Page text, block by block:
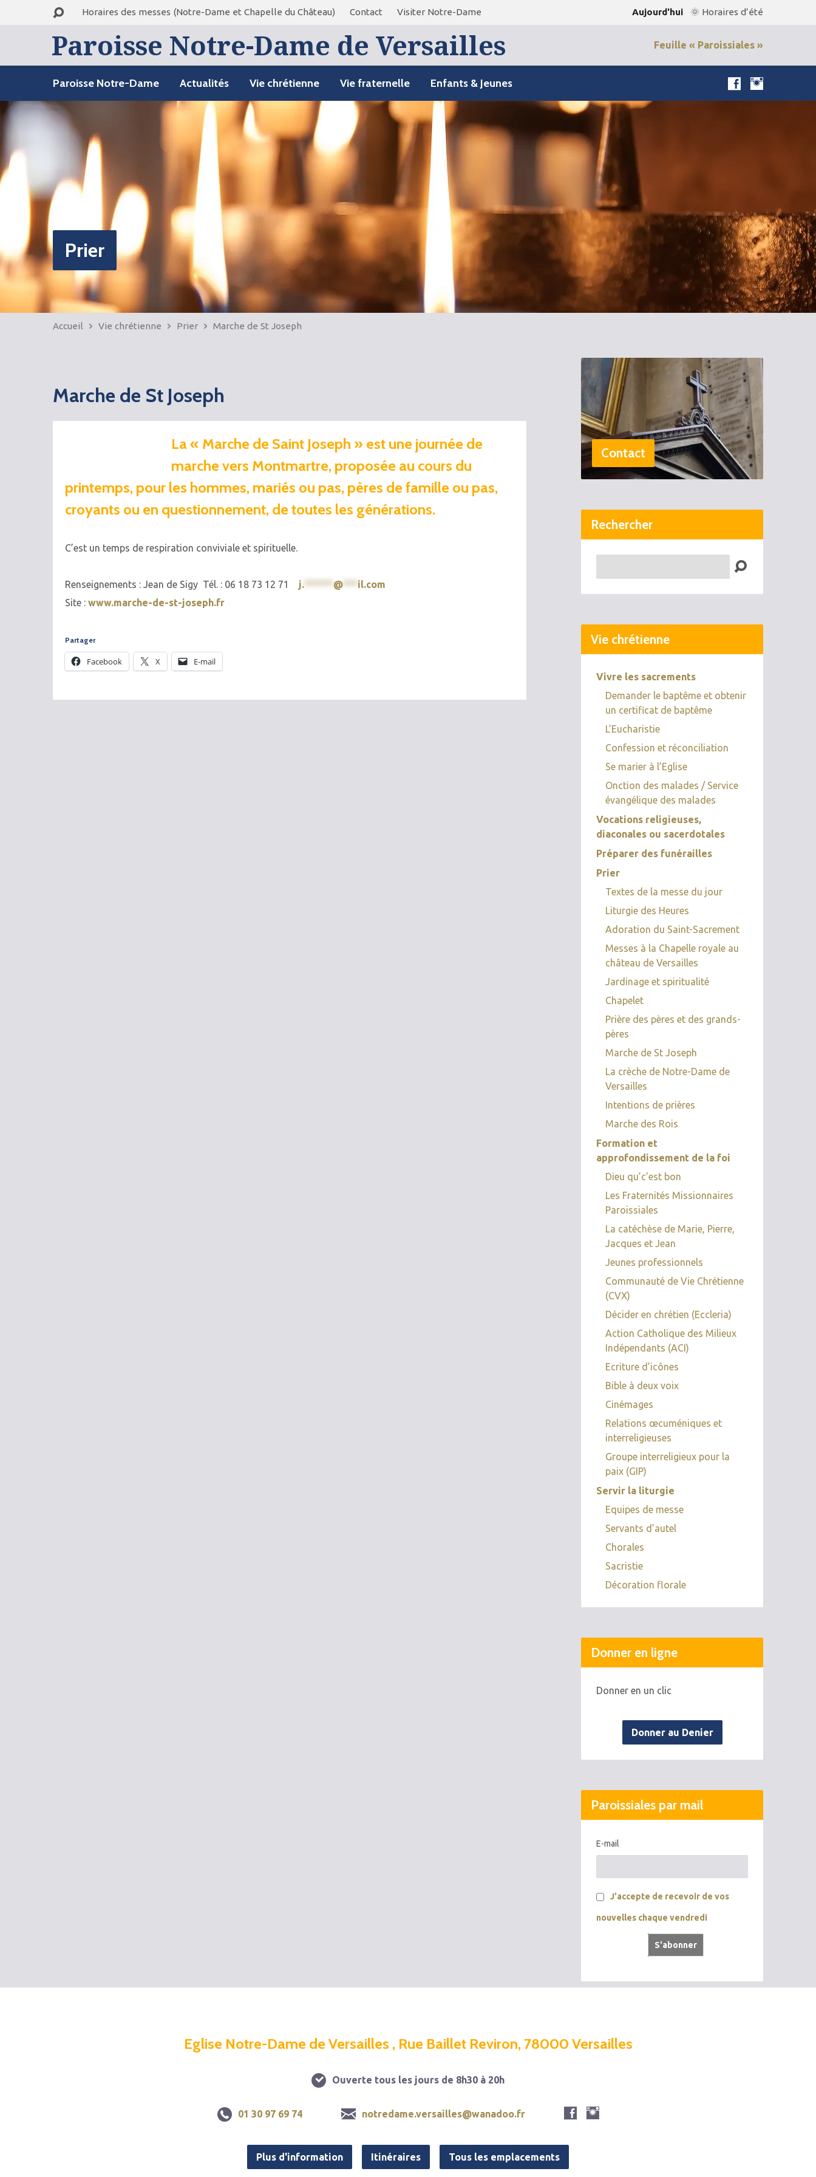
Horaires des messes (Notre-Dame et Chapelle du Château) Contact Visiter Notre-Dame Aujourd'hui 🌞 Horaires d’été
Paroisse Notre-Dame de Versailles Feuille « Paroissiales »
Paroisse Notre-Dame Actualités Vie chrétienne Vie fraternelle Enfants & Jeunes
Prier
Accueil Vie chrétienne Prier Marche de St Joseph
Marche de St Joseph
La « Marche de Saint Joseph » est une journée de
marche vers Montmartre, proposée au cours du
printemps, pour les hommes, mariés ou pas, pères de famille ou pas,
croyants ou en questionnement, de toutes les générations.
C’est un temps de respiration conviviale et spirituelle.
Renseignements : Jean de Sigy Tél. : 06 18 73 12 71 j. ****** @ *** il.com
Site : www.marche-de-st-joseph.fr
Partager
Facebook X E-mail
Contact
Rechercher
Vie chrétienne
Vivre les sacrements
Demander le baptême et obtenir
un certificat de baptême
L’Eucharistie
Confession et réconciliation
Se marier à l’Eglise
Onction des malades / Service
évangélique des malades
Vocations religieuses,
diaconales ou sacerdotales
Préparer des funérailles
Prier
Textes de la messe du jour
Liturgie des Heures
Adoration du Saint-Sacrement
Messes à la Chapelle royale au
château de Versailles
Jardinage et spiritualité
Chapelet
Prière des pères et des grands-
pères
Marche de St Joseph
La crèche de Notre-Dame de
Versailles
Intentions de prières
Marche des Rois
Formation et
approfondissement de la foi
Dieu qu’c’est bon
Les Fraternités Missionnaires
Paroissiales
La catéchèse de Marie, Pierre,
Jacques et Jean
Jeunes professionnels
Communauté de Vie Chrétienne
(CVX)
Décider en chrétien (Eccleria)
Action Catholique des Milieux
Indépendants (ACI)
Ecriture d’icônes
Bible à deux voix
Cinémages
Relations œcuméniques et
interreligieuses
Groupe interreligieux pour la
paix (GIP)
Servir la liturgie
Equipes de messe
Servants d’autel
Chorales
Sacristie
Décoration florale
Donner en ligne
Donner en un clic
Donner au Denier
Paroissiales par mail
E-mail
J'accepte de recevoir de vos
nouvelles chaque vendredi
Eglise Notre-Dame de Versailles , Rue Baillet Reviron, 78000 Versailles
Ouverte tous les jours de 8h30 à 20h
01 30 97 69 74 notredame.versailles@wanadoo.fr
Plus d'information Itinéraires Tous les emplacements